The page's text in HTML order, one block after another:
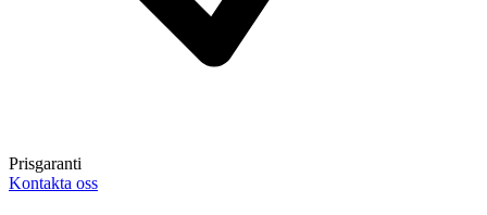
Prisgaranti
Kontakta oss